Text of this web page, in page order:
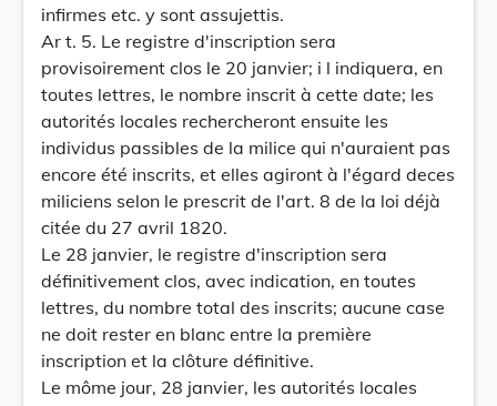
infirmes etc. y sont assujettis.
Ar t. 5. Le registre d'inscription sera
provisoirement clos le 20 janvier; i l indiquera, en
toutes lettres, le nombre inscrit à cette date; les
autorités locales rechercheront ensuite les
individus passibles de la milice qui n'auraient pas
encore été inscrits, et elles agiront à l'égard deces
miliciens selon le prescrit de l'art. 8 de la loi déjà
citée du 27 avril 1820.
Le 28 janvier, le registre d'inscription sera
définitivement clos, avec indication, en toutes
lettres, du nombre total des inscrits; aucune case
ne doit rester en blanc entre la première
inscription et la clôture définitive.
Le môme jour, 28 janvier, les autorités locales